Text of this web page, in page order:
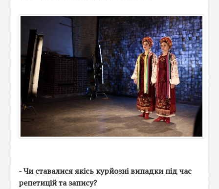
- Чи ставалися якісь курйозні випадки під час
репетицій та запису?